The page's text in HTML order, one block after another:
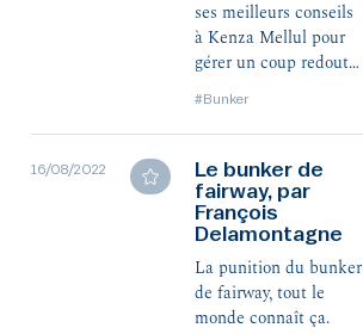
ses meilleurs conseils
à Kenza Mellul pour
gérer un coup redouté
#Bunker
16/08/2022
Le bunker de
fairway, par
François
Delamontagne
La punition du bunker
de fairway, tout le
monde connaît ça.